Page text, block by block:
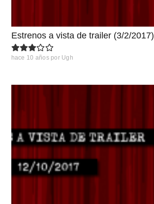
Estrenos a vista de trailer (3/2/2017)
hace 10 años por Ugh